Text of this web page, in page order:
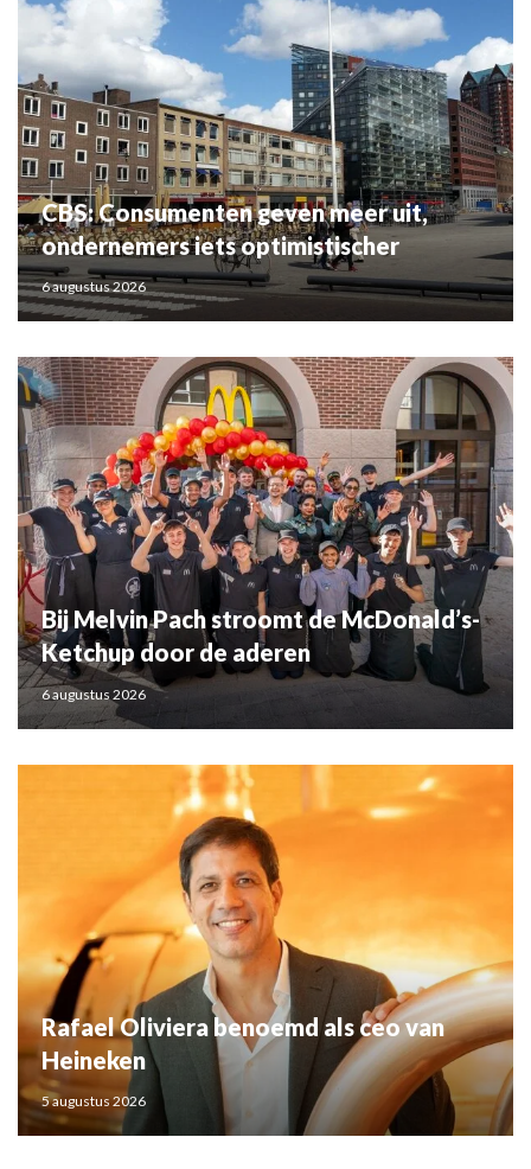
CBS: Consumenten geven meer uit,
ondernemers iets optimistischer
6 augustus 2026
Bij Melvin Pach stroomt de McDonald’s-
Ketchup door de aderen
6 augustus 2026
Rafael Oliviera benoemd als ceo van
Heineken
5 augustus 2026